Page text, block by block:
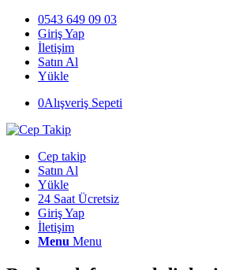
0543 649 09 03
Giriş Yap
İletişim
Satın Al
Yükle
0Alışveriş Sepeti
Cep takip
Satın Al
Yükle
24 Saat Ücretsiz
Giriş Yap
İletişim
Menu Menu